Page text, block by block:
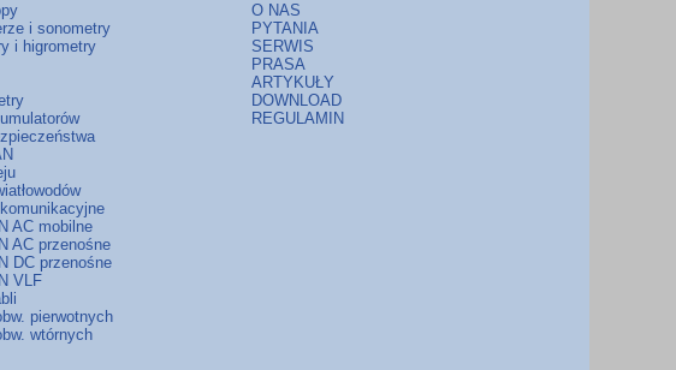
i sonometry
i higrometry
AC mobilne
AC przenośne
DC przenośne
VLF
pierwotnych
wtórnych
O NAS
PYTANIA
SERWIS
PRASA
ARTYKUŁY
DOWNLOAD
REGULAMIN